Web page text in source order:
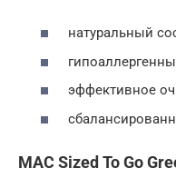
натуральный
эффективное
MAC Sized To Go